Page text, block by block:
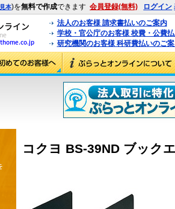
見本)を無料で作成できます 会員登録(無料) ログイン
法人のお客様 請求書払いのご案内
学校・官公庁のお客様 校費・公費
研究機関のお客様 科研費払いのご
コクヨ BS-39ND ブック